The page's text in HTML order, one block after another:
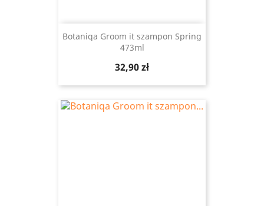
Botaniqa Groom it szampon Spring
473ml
Cena
32,90 zł